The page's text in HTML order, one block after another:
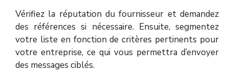
Vérifiez la réputation du fournisseur et demandez
des références si nécessaire. Ensuite, segmentez
votre liste en fonction de critères pertinents pour
votre entreprise, ce qui vous permettra d’envoyer
des messages ciblés.